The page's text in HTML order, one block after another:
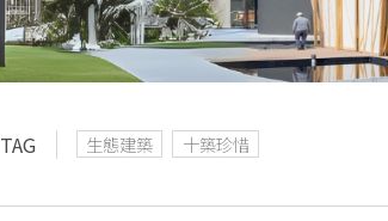
TAG 生態建築 十築珍惜